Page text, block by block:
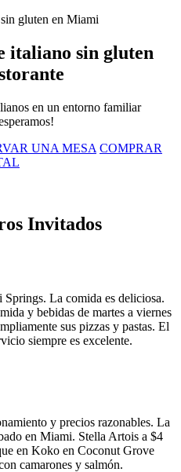
gluten en Miami
italiano sin gluten
en un entorno familiar
UNA MESA COMPRAR
Invitados
La comida es deliciosa.
y bebidas de martes a viernes
sus pizzas y pastas. El
siempre es excelente.
y precios razonables. La
en Miami. Stella Artois a $4
en Koko en Coconut Grove
camarones y salmón.